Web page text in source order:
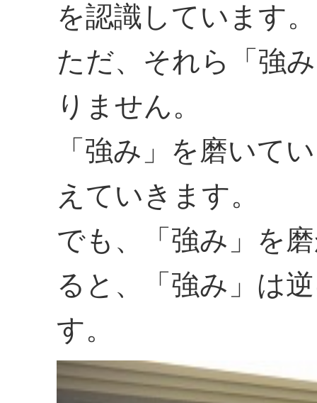
を認識しています。
ただ、それら「強
りません。
「強み」を磨いて
えていきます。
でも、「強み」を
ると、「強み」は
す。